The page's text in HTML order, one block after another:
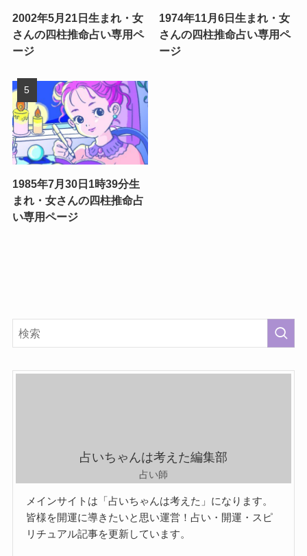
2002年5月21日生まれ・女
さんの四柱推命占い専用ペ
ージ
1974年11月6日生まれ・女
さんの四柱推命占い専用ペ
ージ
1985年7月30日1時39分生
まれ・女さんの四柱推命占
い専用ページ
占いちゃんは考えた編集部
占い師
メインサイトは「占いちゃんは考えた」になります。
皆様を開運に導きたいと思い運営！占い・開運・スピ
リチュアル記事を更新しています。